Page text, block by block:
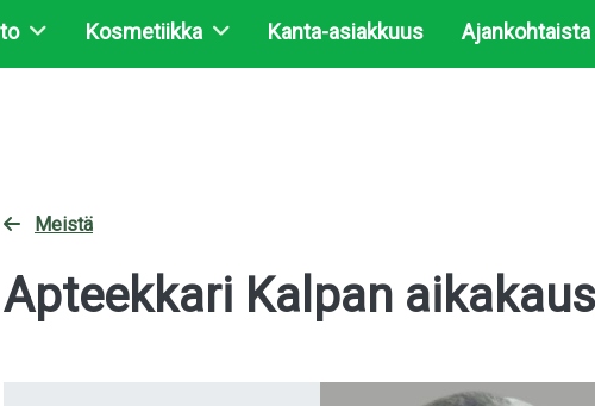
Kosmetiikka Kanta-asiakkuus Ajankohtaista
Meistä
Apteekkari Kalpan